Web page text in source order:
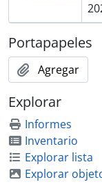
Portapapeles
Agregar
Explorar
Informes
Inventario
Explorar lista
Explorar